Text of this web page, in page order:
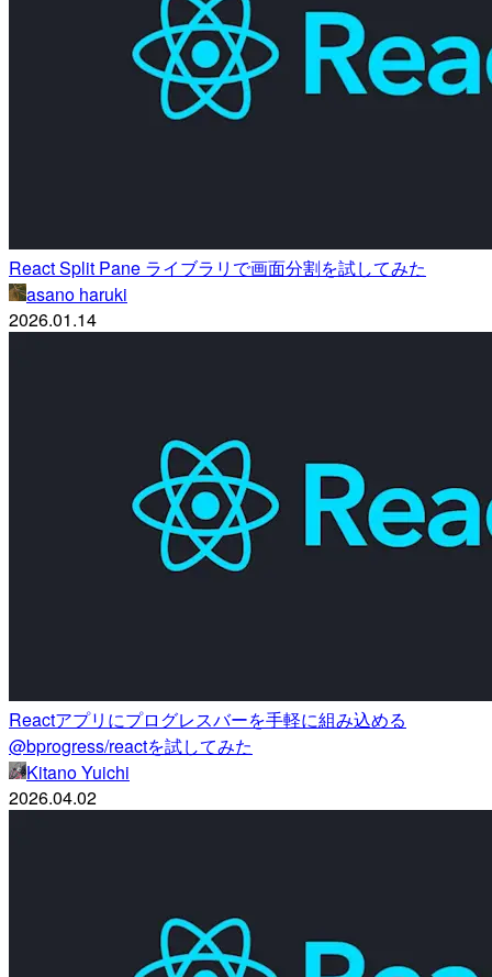
React Split Pane ライブラリで画面分割を試してみた
asano haruki
2026.01.14
Reactアプリにプログレスバーを手軽に組み込める
@bprogress/reactを試してみた
Kitano Yuichi
2026.04.02